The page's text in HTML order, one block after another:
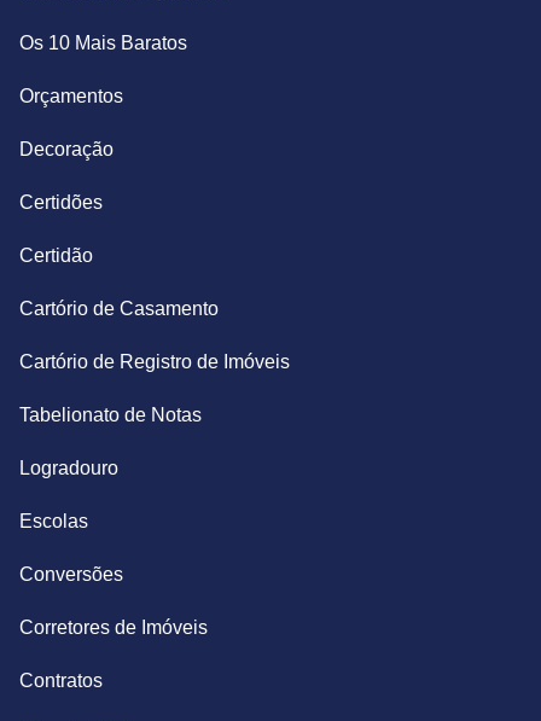
Os 10 Mais Baratos
Orçamentos
Decoração
Certidões
Certidão
Cartório de Casamento
Cartório de Registro de Imóveis
Tabelionato de Notas
Logradouro
Escolas
Conversões
Corretores de Imóveis
Contratos